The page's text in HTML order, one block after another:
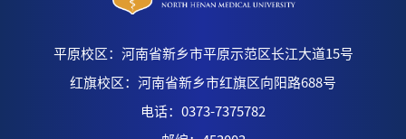
平原校区：河南省新乡市平原示范区长江大道15号
红旗校区：河南省新乡市红旗区向阳路688号
电话：0373-7375782